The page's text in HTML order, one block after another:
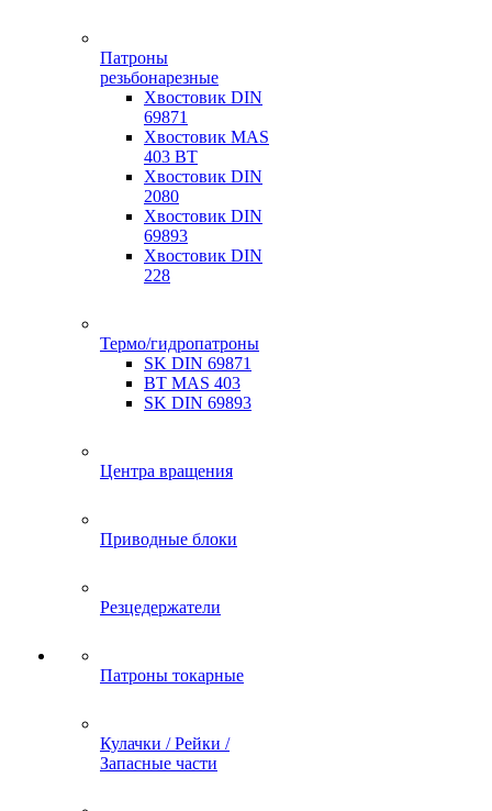
Патроны
резьбонарезные
Хвостовик DIN
69871
Хвостовик MAS
403 BT
Хвостовик DIN
2080
Хвостовик DIN
69893
Хвостовик DIN
228
Термо/гидропатроны
SK DIN 69871
BT MAS 403
SK DIN 69893
Центра вращения
Приводные блоки
Резцедержатели
Патроны токарные
Кулачки / Рейки /
Запасные части